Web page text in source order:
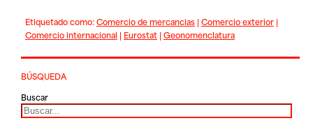
Etiquetado como:Comercio de mercancias| Comercio exterior|
Comercio internacional | Eurostat| Geonomenclatura
BÚSQUEDA
Buscar